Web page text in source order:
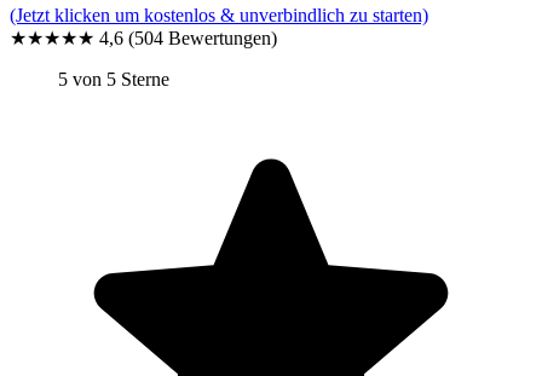
(Jetzt klicken um kostenlos & unverbindlich zu starten)
★★★★★ 4,6 (504 Bewertungen)
5 von 5 Sterne